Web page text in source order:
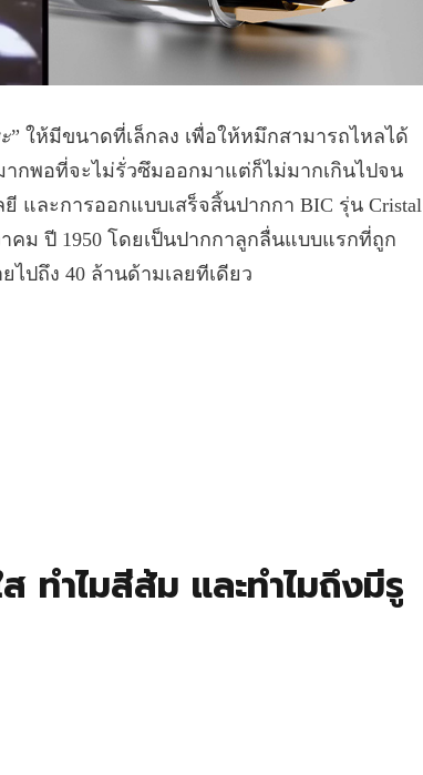
” ให้มีขนาดที่เล็กลง เพื่อให้หมึกสามารถไหลได้
พอที่จะไม่รั่วซึมออกมาแต่ก็ไม่มากเกินไปจน
ละการออกแบบเสร็จสิ้นปากกา BIC รุ่น Cristal
คม ปี 1950 โดยเป็นปากกาลูกลื่นแบบแรกที่ถูก
ไปถึง 40 ล้านด้ามเลยทีเดียว
ทำไมสีส้ม และทำไมถึงมีรู